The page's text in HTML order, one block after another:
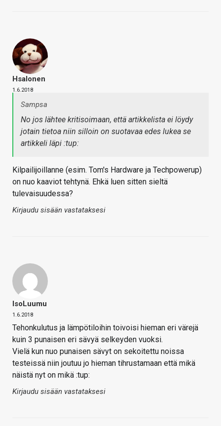
Hsalonen
1.6.2018
Sampsa
No jos lähtee kritisoimaan, että artikkelista ei löydy
jotain tietoa niin silloin on suotavaa edes lukea se
artikkeli läpi :tup:
Kilpailijoillanne (esim. Tom's Hardware ja Techpowerup)
on nuo kaaviot tehtynä. Ehkä luen sitten sieltä
tulevaisuudessa?
Kirjaudu sisään vastataksesi
IsoLuumu
1.6.2018
Tehonkulutus ja lämpötiloihin toivoisi hieman eri värejä
kuin 3 punaisen eri sävyä selkeyden vuoksi.
Vielä kun nuo punaisen sävyt on sekoitettu noissa
testeissä niin joutuu jo hieman tihrustamaan että mikä
näistä nyt on mikä :tup:
Kirjaudu sisään vastataksesi